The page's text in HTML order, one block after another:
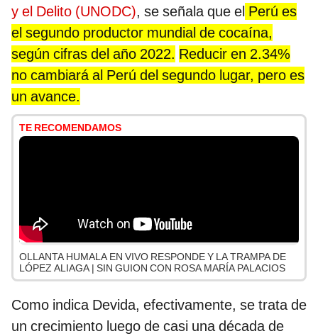
y el Delito (UNODC), se señala que el Perú es
el segundo productor mundial de cocaína,
según cifras del año 2022. Reducir en 2.34%
no cambiará al Perú del segundo lugar, pero es
un avance.
TE RECOMENDAMOS
OLLANTA HUMALA EN VIVO RESPONDE Y LA TRAMPA DE
LÓPEZ ALIAGA | SIN GUION CON ROSA MARÍA PALACIOS
Como indica Devida, efectivamente, se trata de
un crecimiento luego de casi una década de